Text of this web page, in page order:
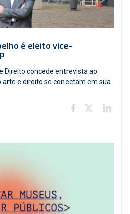
é eleito vice-
Direito concede entrevista ao
arte e direito se conectam em sua